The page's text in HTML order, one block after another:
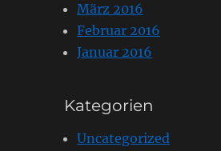
März 2016
Februar 2016
Januar 2016
Kategorien
Uncategorized